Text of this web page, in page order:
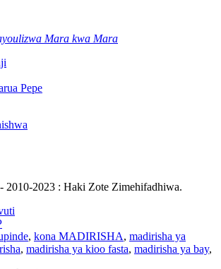
Mara kwa Mara
Pepe
2023 : Haki Zote Zimehifadhiwa.
, kona MADIRISHA, madirisha ya
, madirisha ya kioo fasta, madirisha ya bay,